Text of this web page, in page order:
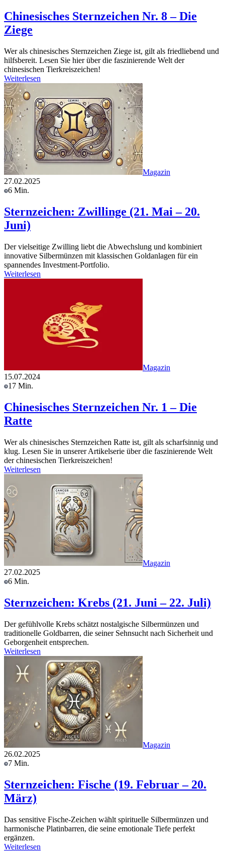
Chinesisches Sternzeichen Nr. 8 – Die
Ziege
Wer als chinesisches Sternzeichen Ziege ist, gilt als friedliebend und
hilfsbereit. Lesen Sie hier über die faszinierende Welt der
chinesischen Tierkreiszeichen!
Weiterlesen
Magazin
27.02.2025
6 Min.
Sternzeichen: Zwillinge (21. Mai – 20.
Juni)
Der vielseitige Zwilling liebt die Abwechslung und kombiniert
innovative Silbermünzen mit klassischen Goldanlagen für ein
spannendes Investment-Portfolio.
Weiterlesen
Magazin
15.07.2024
17 Min.
Chinesisches Sternzeichen Nr. 1 – Die
Ratte
Wer als chinesisches Sternzeichen Ratte ist, gilt als scharfsinnig und
klug. Lesen Sie in unserer Artikelserie über die faszinierende Welt
der chinesischen Tierkreiszeichen!
Weiterlesen
Magazin
27.02.2025
6 Min.
Sternzeichen: Krebs (21. Juni – 22. Juli)
Der gefühlvolle Krebs schätzt nostalgische Silbermünzen und
traditionelle Goldbarren, die seiner Sehnsucht nach Sicherheit und
Geborgenheit entsprechen.
Weiterlesen
Magazin
26.02.2025
7 Min.
Sternzeichen: Fische (19. Februar – 20.
März)
Das sensitive Fische-Zeichen wählt spirituelle Silbermünzen und
harmonische Platinbarren, die seine emotionale Tiefe perfekt
ergänzen.
Weiterlesen